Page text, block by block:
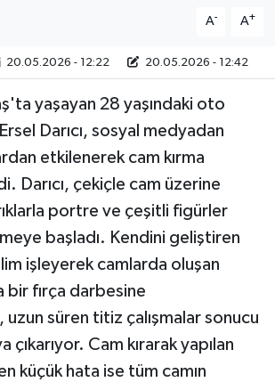
A- A+
20.05.2026 - 12:22 20.05.2026 - 12:42
yaşayan 28 yaşındaki oto
Darıcı, sosyal medyadan
etkilenerek cam kırma
Darıcı, çekiçle cam üzerine
portre ve çeşitli figürler
başladı. Kendini geliştiren
işleyerek camlarda oluşan
bir fırça darbesine
süren titiz çalışmalar sonucu
Cam kırarak yapılan
küçük hata ise tüm camın